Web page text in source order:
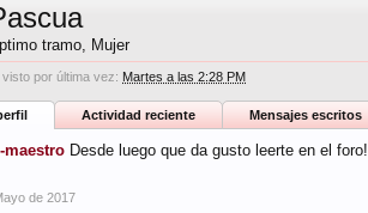
tramo, Mujer
por última vez: Martes a las 2:28 PM
Actividad reciente Mensajes escritos
maestro Desde luego que da gusto leerte en el foro!
de 2017